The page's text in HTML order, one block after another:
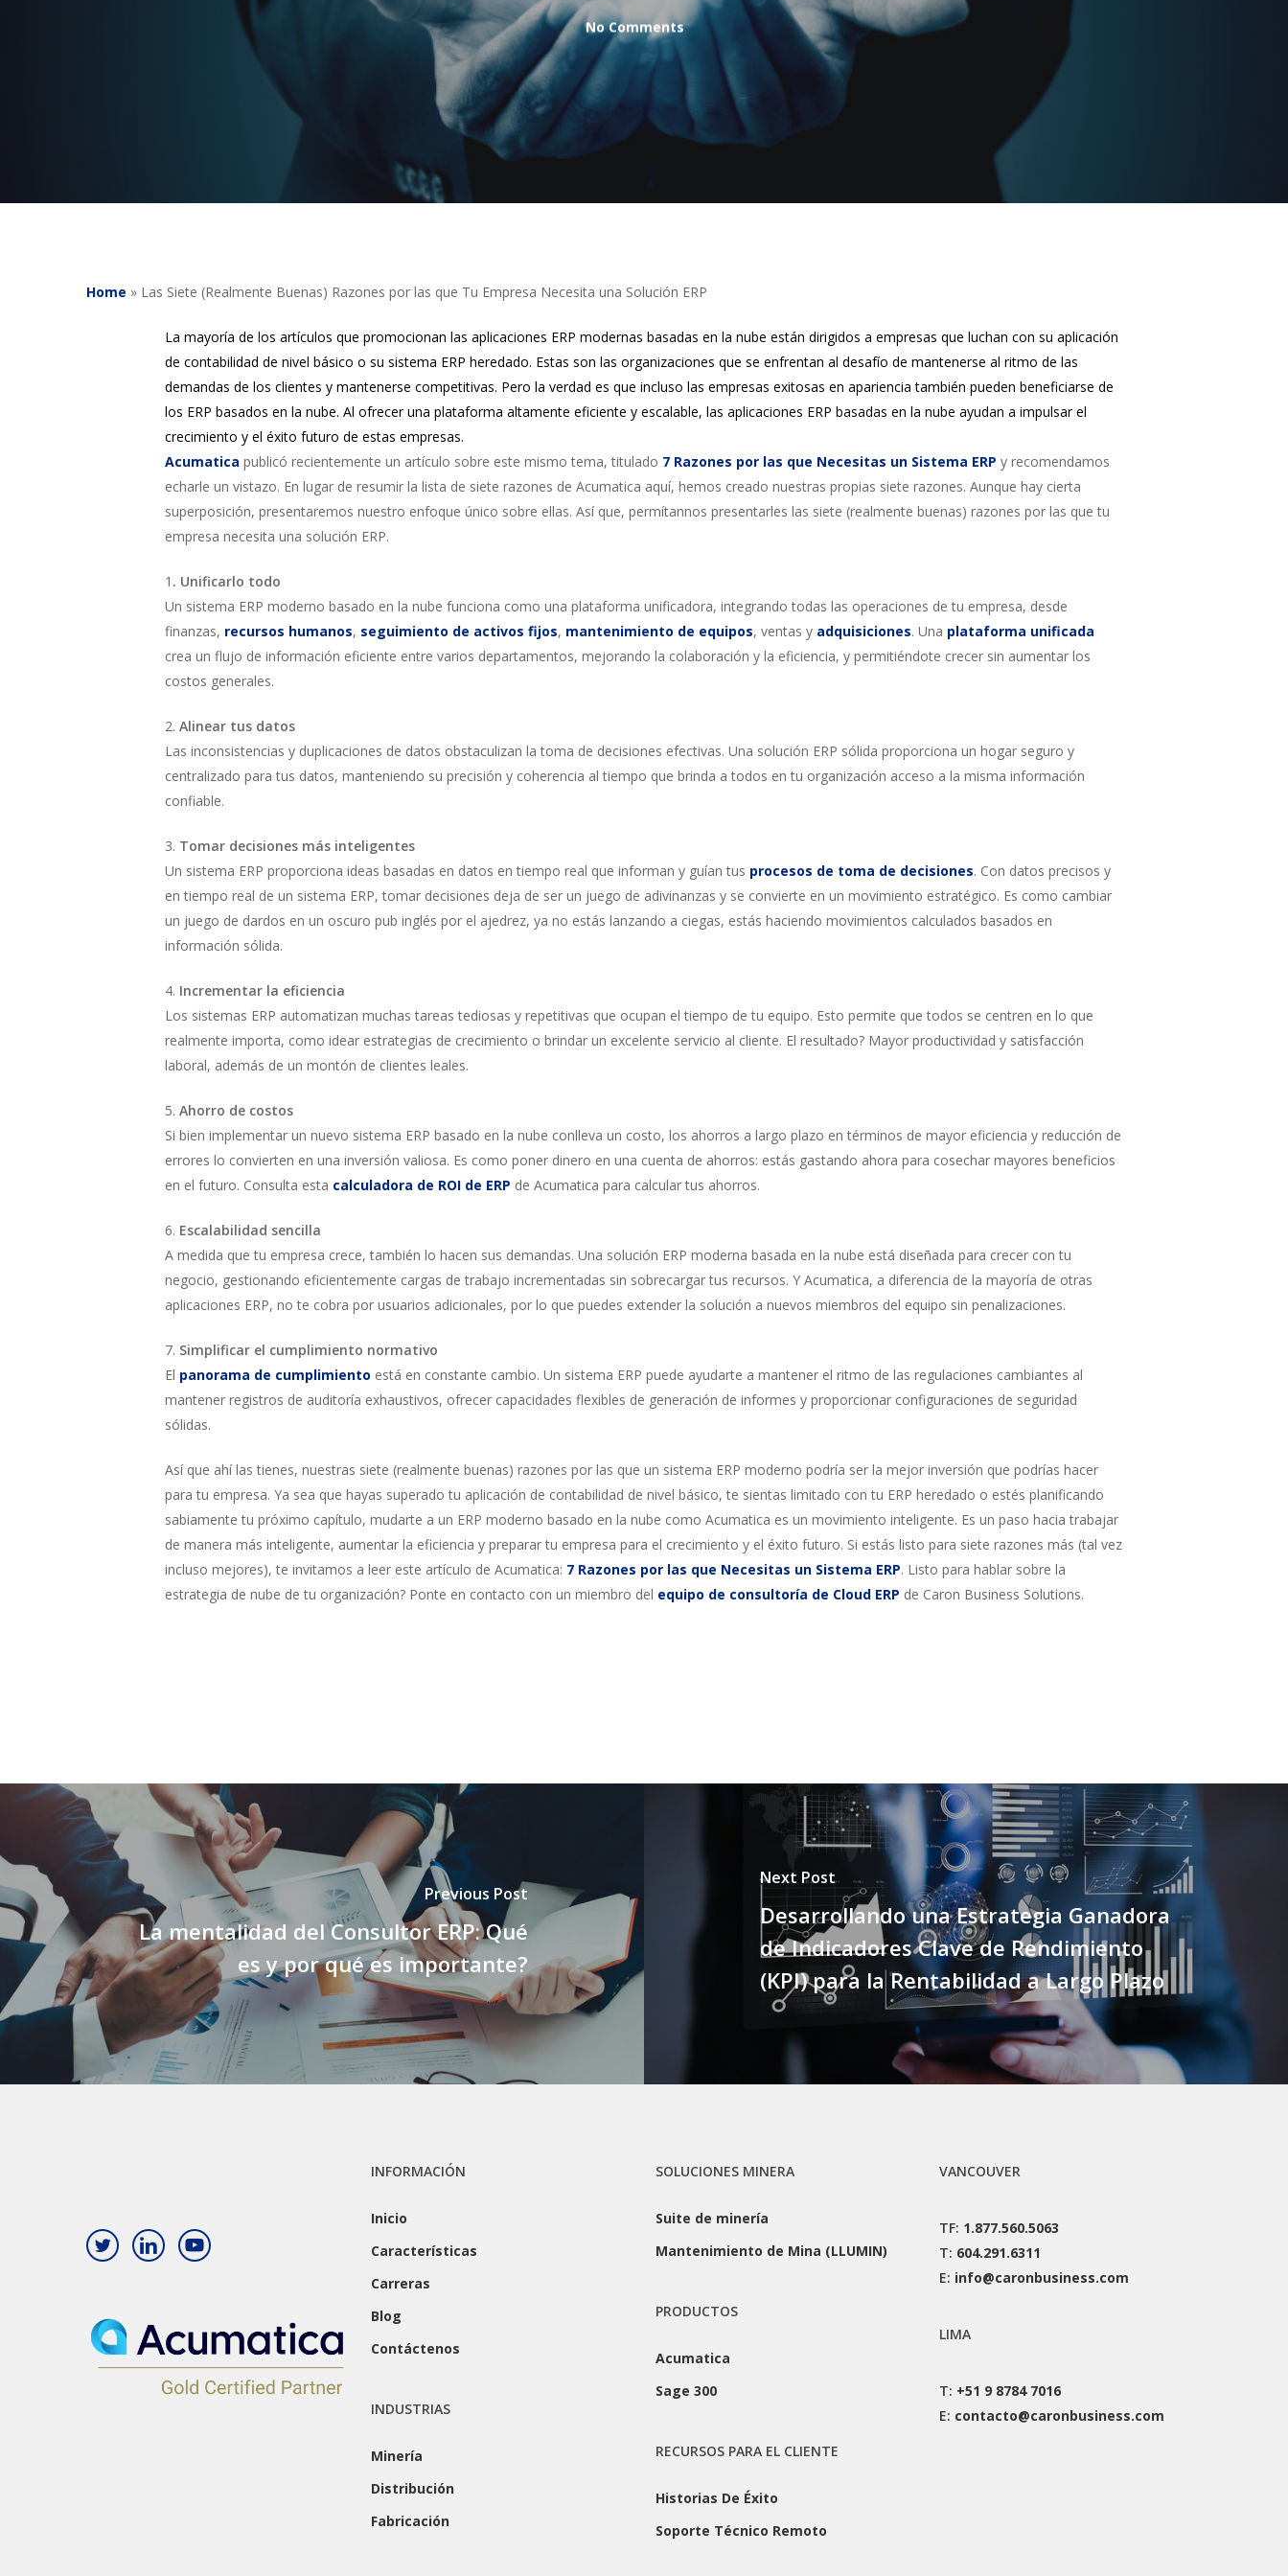
No Comments
Home » Las Siete (Realmente Buenas) Razones por las que Tu Empresa Necesita una Solución ERP
La mayoría de los artículos que promocionan las aplicaciones ERP modernas basadas en la nube están dirigidos a empresas que luchan con su aplicación
de contabilidad de nivel básico o su sistema ERP heredado. Estas son las organizaciones que se enfrentan al desafío de mantenerse al ritmo de las
demandas de los clientes y mantenerse competitivas. Pero la verdad es que incluso las empresas exitosas en apariencia también pueden beneficiarse de
los ERP basados en la nube. Al ofrecer una plataforma altamente eficiente y escalable, las aplicaciones ERP basadas en la nube ayudan a impulsar el
crecimiento y el éxito futuro de estas empresas.
Acumatica publicó recientemente un artículo sobre este mismo tema, titulado 7 Razones por las que Necesitas un Sistema ERP y recomendamos
echarle un vistazo. En lugar de resumir la lista de siete razones de Acumatica aquí, hemos creado nuestras propias siete razones. Aunque hay cierta
superposición, presentaremos nuestro enfoque único sobre ellas. Así que, permítannos presentarles las siete (realmente buenas) razones por las que tu
empresa necesita una solución ERP.
1 . Unificarlo todo
Un sistema ERP moderno basado en la nube funciona como una plataforma unificadora, integrando todas las operaciones de tu empresa, desde
finanzas, recursos humanos, seguimiento de activos fijos, mantenimiento de equipos, ventas y adquisiciones. Una plataforma unificada
crea un flujo de información eficiente entre varios departamentos, mejorando la colaboración y la eficiencia, y permitiéndote crecer sin aumentar los
costos generales.
2. Alinear tus datos
Las inconsistencias y duplicaciones de datos obstaculizan la toma de decisiones efectivas. Una solución ERP sólida proporciona un hogar seguro y
centralizado para tus datos, manteniendo su precisión y coherencia al tiempo que brinda a todos en tu organización acceso a la misma información
confiable.
3. Tomar decisiones más inteligentes
Un sistema ERP proporciona ideas basadas en datos en tiempo real que informan y guían tus procesos de toma de decisiones. Con datos precisos y
en tiempo real de un sistema ERP, tomar decisiones deja de ser un juego de adivinanzas y se convierte en un movimiento estratégico. Es como cambiar
un juego de dardos en un oscuro pub inglés por el ajedrez, ya no estás lanzando a ciegas, estás haciendo movimientos calculados basados en
información sólida.
4. Incrementar la eficiencia
Los sistemas ERP automatizan muchas tareas tediosas y repetitivas que ocupan el tiempo de tu equipo. Esto permite que todos se centren en lo que
realmente importa, como idear estrategias de crecimiento o brindar un excelente servicio al cliente. El resultado? Mayor productividad y satisfacción
laboral, además de un montón de clientes leales.
5. Ahorro de costos
Si bien implementar un nuevo sistema ERP basado en la nube conlleva un costo, los ahorros a largo plazo en términos de mayor eficiencia y reducción de
errores lo convierten en una inversión valiosa. Es como poner dinero en una cuenta de ahorros: estás gastando ahora para cosechar mayores beneficios
en el futuro. Consulta esta calculadora de ROI de ERP de Acumatica para calcular tus ahorros.
6. Escalabilidad sencilla
A medida que tu empresa crece, también lo hacen sus demandas. Una solución ERP moderna basada en la nube está diseñada para crecer con tu
negocio, gestionando eficientemente cargas de trabajo incrementadas sin sobrecargar tus recursos. Y Acumatica, a diferencia de la mayoría de otras
aplicaciones ERP, no te cobra por usuarios adicionales, por lo que puedes extender la solución a nuevos miembros del equipo sin penalizaciones.
7. Simplificar el cumplimiento normativo
El panorama de cumplimiento está en constante cambio. Un sistema ERP puede ayudarte a mantener el ritmo de las regulaciones cambiantes al
mantener registros de auditoría exhaustivos, ofrecer capacidades flexibles de generación de informes y proporcionar configuraciones de seguridad
sólidas.
Así que ahí las tienes, nuestras siete (realmente buenas) razones por las que un sistema ERP moderno podría ser la mejor inversión que podrías hacer
para tu empresa. Ya sea que hayas superado tu aplicación de contabilidad de nivel básico, te sientas limitado con tu ERP heredado o estés planificando
sabiamente tu próximo capítulo, mudarte a un ERP moderno basado en la nube como Acumatica es un movimiento inteligente. Es un paso hacia trabajar
de manera más inteligente, aumentar la eficiencia y preparar tu empresa para el crecimiento y el éxito futuro. Si estás listo para siete razones más (tal vez
incluso mejores), te invitamos a leer este artículo de Acumatica: 7 Razones por las que Necesitas un Sistema ERP. Listo para hablar sobre la
estrategia de nube de tu organización? Ponte en contacto con un miembro del equipo de consultoría de Cloud ERP de Caron Business Solutions.
Previous Post
La mentalidad del Consultor ERP: Qué
es y por qué es importante?
Next Post
Desarrollando una Estrategia Ganadora
de Indicadores Clave de Rendimiento
(KPI) para la Rentabilidad a Largo Plazo
INFORMACIÓN
Inicio
Características
Carreras
Blog
Contáctenos
INDUSTRIAS
Minería
Distribución
Fabricación
SOLUCIONES MINERA
Suite de minería
Mantenimiento de Mina (LLUMIN)
PRODUCTOS
Acumatica
Sage 300
RECURSOS PARA EL CLIENTE
Historias De Éxito
Soporte Técnico Remoto
VANCOUVER
TF: 1.877.560.5063
T: 604.291.6311
E: info@caronbusiness.com
LIMA
T: +51 9 8784 7016
E: contacto@caronbusiness.com